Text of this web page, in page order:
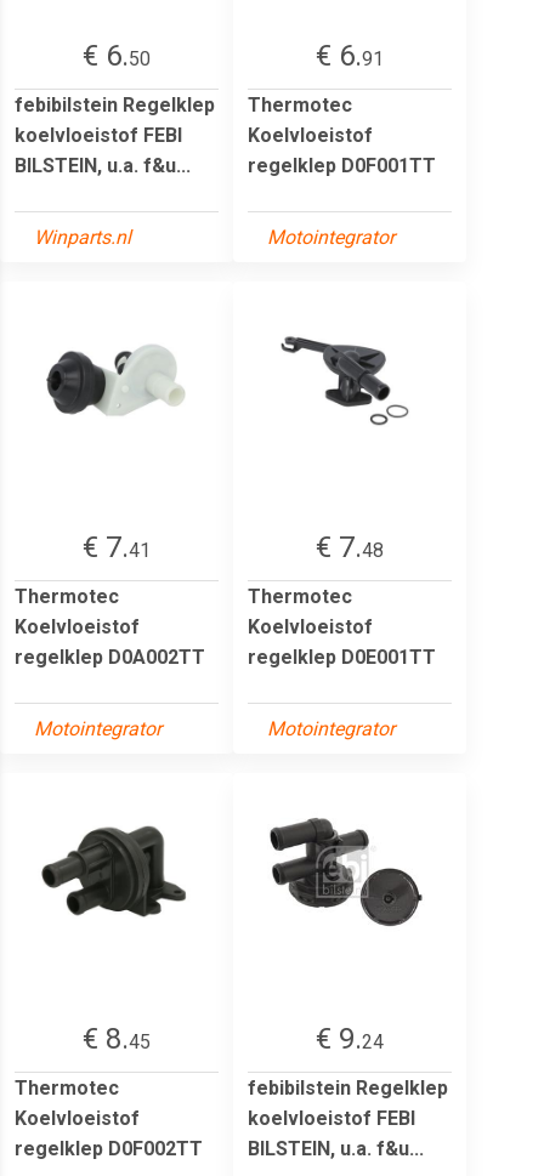
€ 6.50
febibilstein Regelklep
koelvloeistof FEBI
BILSTEIN, u.a. f&u...
Winparts.nl
€ 6.91
Thermotec
Koelvloeistof
regelklep D0F001TT
Motointegrator
€ 7.41
Thermotec
Koelvloeistof
regelklep D0A002TT
Motointegrator
€ 7.48
Thermotec
Koelvloeistof
regelklep D0E001TT
Motointegrator
€ 8.45
Thermotec
Koelvloeistof
regelklep D0F002TT
€ 9.24
febibilstein Regelklep
koelvloeistof FEBI
BILSTEIN, u.a. f&u...